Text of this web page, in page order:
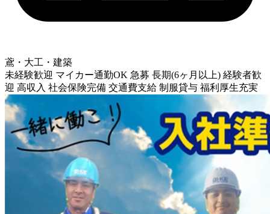
鳶・大工・建築
未経験歓迎 マイカー通勤OK 急募 長期(6ヶ月以上) 経験者歓
迎 高収入 社会保険完備 交通費支給 制服貸与 福利厚生充実